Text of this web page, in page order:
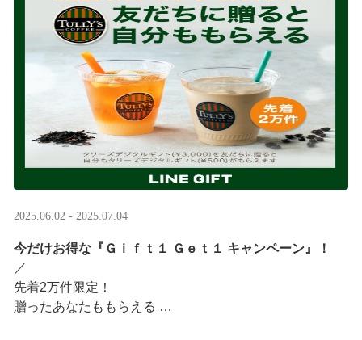
2025.06.02 - 2025.07.04
今だけお得な『Ｇｉｆｔ１ Ｇｅｔ１ キャンペーン』！
／ ​
先着2万件限定！​
贈ったあなたももらえる ​